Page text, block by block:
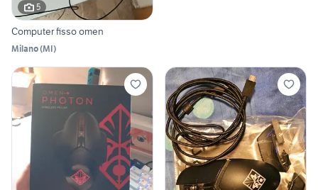
5
Computer fisso omen
Milano(MI)